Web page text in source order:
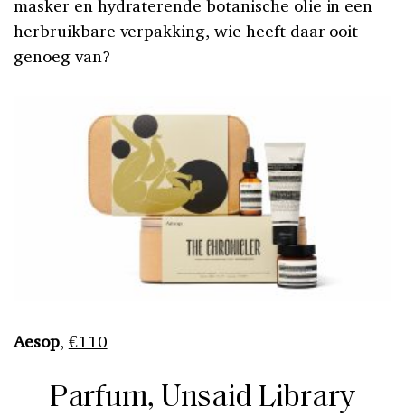
masker en hydraterende botanische olie in een
herbruikbare verpakking, wie heeft daar ooit
genoeg van?
Aesop, €110
Parfum, Unsaid Library